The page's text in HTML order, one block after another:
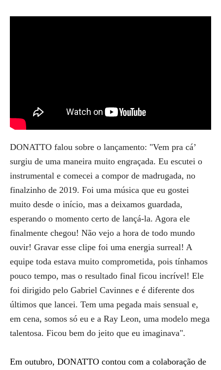
DONATTO falou sobre o lançamento: "Vem pra cá’
surgiu de uma maneira muito engraçada. Eu escutei o
instrumental e comecei a compor de madrugada, no
finalzinho de 2019. Foi uma música que eu gostei
muito desde o início, mas a deixamos guardada,
esperando o momento certo de lançá-la. Agora ele
finalmente chegou! Não vejo a hora de todo mundo
ouvir! Gravar esse clipe foi uma energia surreal! A
equipe toda estava muito comprometida, pois tínhamos
pouco tempo, mas o resultado final ficou incrível! Ele
foi dirigido pelo Gabriel Cavinnes e é diferente dos
últimos que lancei. Tem uma pegada mais sensual e,
em cena, somos só eu e a Ray Leon, uma modelo mega
talentosa. Ficou bem do jeito que eu imaginava".
Em outubro, DONATTO contou com a colaboração de